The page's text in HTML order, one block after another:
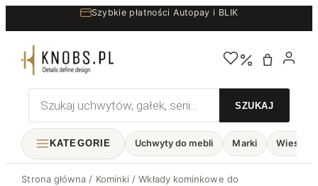
do
treści
Szybkie płatności Autopay i BLIK
Wyszukiwarka
produktów
KATEGORIE Uchwyty do mebli Marki
Strona główna / Kominki /Wkłady kominkowe do